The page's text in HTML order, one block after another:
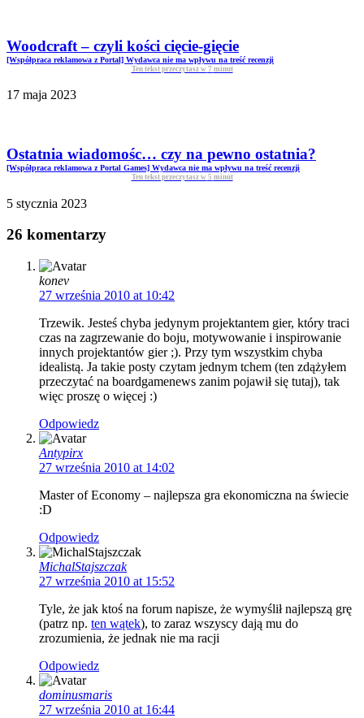
Woodcraft – czyli kości cięcie-gięcie
[Współpraca reklamowa z Portal] Wydawca nie ma wpływu na treść recenzji
Ten tekst przeczytasz w 7 minut
17 maja 2023
Ostatnia wiadomośc… czy na pewno ostatnia?
[Współpraca reklamowa z Portal Games] Wydawca nie ma wpływu na treść recenzji
Ten tekst przeczytasz w 5 minut
5 stycznia 2023
26 komentarzy
konev
27 września 2010 at 10:42
Trzewik. Jesteś chyba jedynym projektantem gier, który traci
czas na zagrzewanie do boju, motywowanie i inspirowanie
innych projektantów gier ;). Przy tym wszystkim chyba
idealistą. Ja takie posty czytam jednym tchem (ten zdążyłem
przeczytać na boardgamenews zanim pojawił się tutaj), tak
więc proszę o więcej :)
Odpowiedz
Antypirx
27 września 2010 at 14:02
Master of Economy – najlepsza gra ekonomiczna na świecie
:D
Odpowiedz
MichalStajszczak
27 września 2010 at 15:52
Tyle, że jak ktoś na forum napisze, że wymyślił najlepszą grę
(patrz np. ten wątek), to zaraz wszyscy dają mu do
zrozumienia, że jednak nie ma racji
Odpowiedz
dominusmaris
27 września 2010 at 16:44